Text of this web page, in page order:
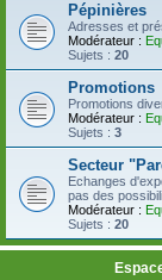
Pépinières
Adresses et
Modérateur :
Sujets : 20
Promotions
Promotions
Modérateur :
Sujets : 3
Secteur
Echanges
pas des
Modérateur :
Sujets : 20